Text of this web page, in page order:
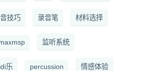
技巧 录音笔 材料选择
监听系统
乐 percussion 情感体验